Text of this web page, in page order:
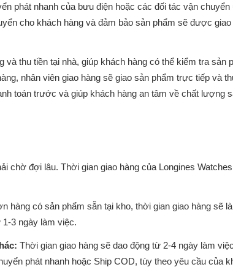
phát nhanh của bưu điện hoặc các đối tác vận chuyển
cho khách hàng và đảm bảo sản phẩm sẽ được giao
và thu tiền tại nhà, giúp khách hàng có thể kiểm tra sản
nhân viên giao hàng sẽ giao sản phẩm trực tiếp và
toán trước và giúp khách hàng an tâm về chất lượng
chờ đợi lâu. Thời gian giao hàng của Longines
hàng có sản phẩm sẵn tại kho, thời gian giao hàng sẽ
3 ngày làm việc.
Thời gian giao hàng sẽ dao động từ 2-4 ngày làm
phát nhanh hoặc Ship COD, tùy theo yêu cầu của